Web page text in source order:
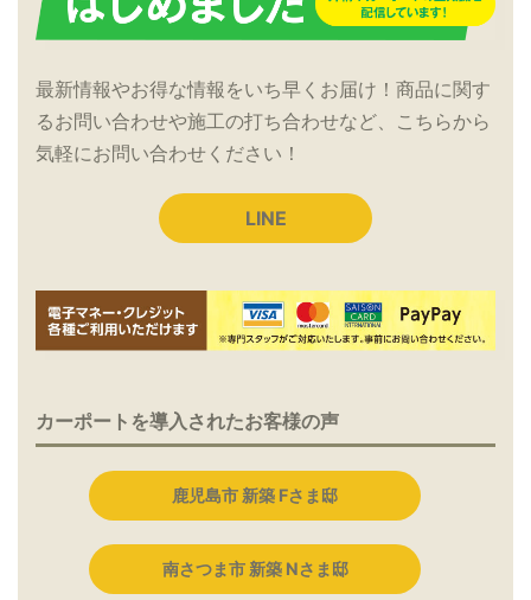
最新情報やお得な情報をいち早くお届け！商品に関す
るお問い合わせや施工の打ち合わせなど、こちらから
気軽にお問い合わせください！
LINE
カーポートを導入されたお客様の声
鹿児島市 新築 Fさま邸
南さつま市 新築 Nさま邸